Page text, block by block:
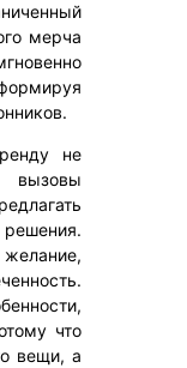
мерча
не
вызовы
что
вещи, а